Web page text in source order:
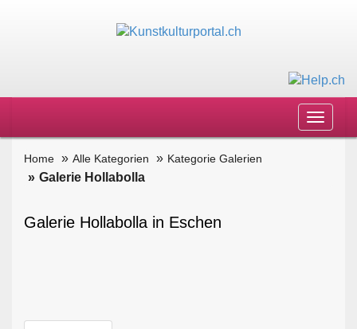
Toggle
Home Alle Kategorien Kategorie Galerien
Galerie Hollabolla
Galerie Hollabolla in Eschen